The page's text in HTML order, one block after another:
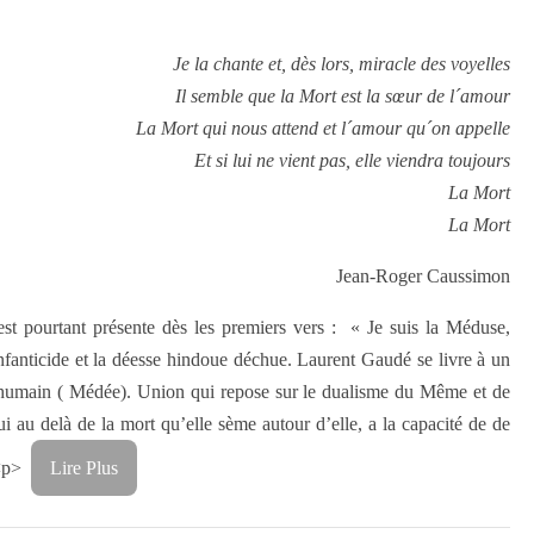
Je la chante et, dès lors, miracle des voyelles
Il semble que la Mort est la sœur de l´amour
La Mort qui nous attend et l´amour qu´on appelle
Et si lui ne vient pas, elle viendra toujours
La Mort
La Mort
Jean-Roger Caussimon
pourtant présente dès les premiers vers : « Je suis la Méduse,
et la déesse hindoue déchue. Laurent Gaudé se livre à un
( Médée). Union qui repose sur le dualisme du Même et de
delà de la mort qu’elle sème autour d’elle, a la capacité de de
Lire Plus